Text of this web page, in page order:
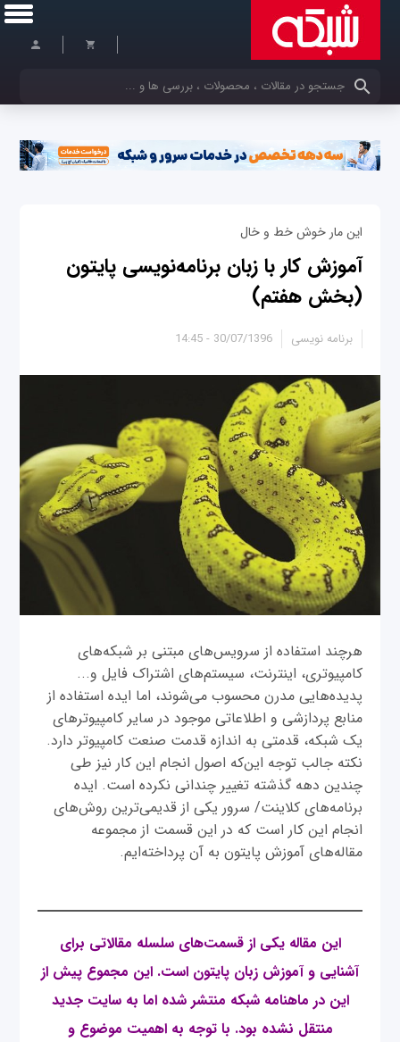
کلمات کلیدی خود را وارد کنید
این مار خوش خط و خال
آموزش کار با زبان برنامه‌نويسی پايتون
(بخش هفتم)
30/07/1396 - 14:45 برنامه نویسی
هرچند استفاده از سرویس‌های مبتنی بر شبکه‌های
کامپیوتری، اینترنت، سیستم‌های اشتراک فایل و...
پدیده‌هایی مدرن محسوب می‌شوند، اما ایده استفاده از
منابع پردازشی و اطلاعاتی موجود در سایر کامپیوترهای
یک شبکه، قدمتی به اندازه قدمت صنعت کامپیوتر دارد.
نكته جالب توجه اين‌که اصول انجام این کار نیز طی
چندین دهه گذشته تغییر چندانی نکرده است. ایده
برنامه‌های کلاینت/ سرور یکی از قدیمی‌ترین روش‌های
انجام این کار است که در این قسمت از مجموعه
مقاله‌های آموزش پایتون به آن پرداخته‌ایم.
این مقاله یکی از قسمت‌های سلسله مقالاتی برای
آشنایی و آموزش زبان پایتون است. این مجموع پیش از
این در ماهنامه شبکه منتشر شده اما به سایت جدید
منتقل نشده بود. با توجه به اهمیت موضوع و